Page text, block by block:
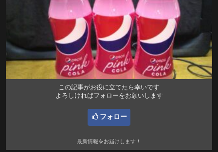
この記事がお役に立てたら幸いです
よろしければフォローをお願いします
フォロー
最新情報をお届けします！